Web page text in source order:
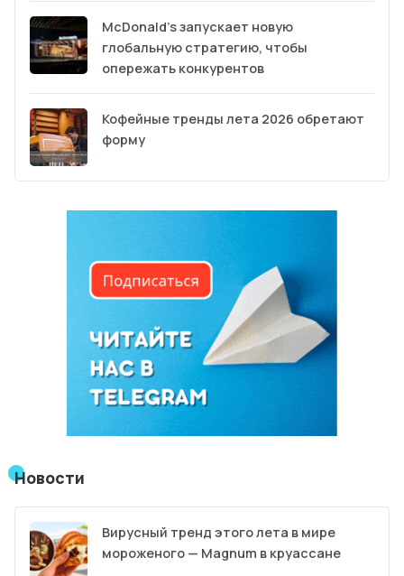
McDonald’s запускает новую
глобальную стратегию, чтобы
опережать конкурентов
Кофейные тренды лета 2026 обретают
форму
Новости
Вирусный тренд этого лета в мире
мороженого — Magnum в круассане